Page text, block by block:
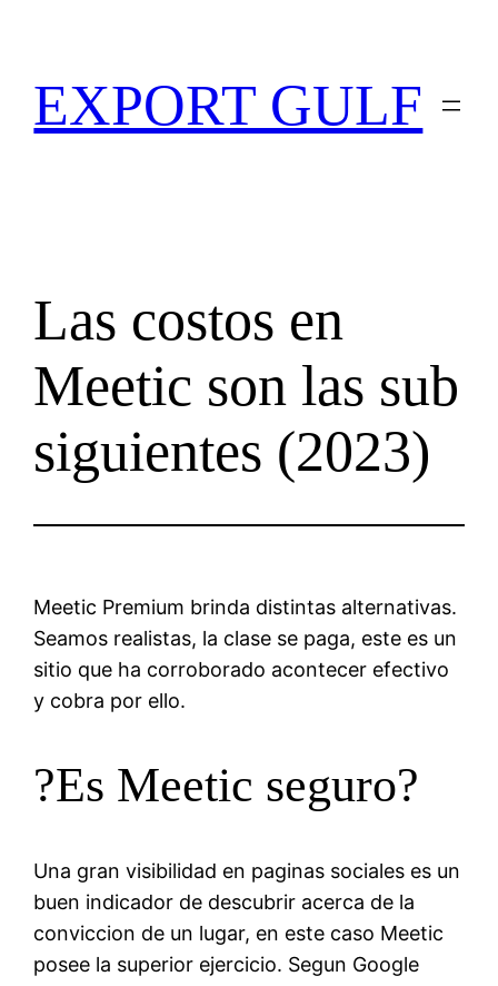
EXPORT GULF
Las costos en
Meetic son las sub
siguientes (2023)
Meetic Premium brinda distintas alternativas.
Seamos realistas, la clase se paga, este es un
sitio que ha corroborado acontecer efectivo
y cobra por ello.
?Es Meetic seguro?
Una gran visibilidad en paginas sociales es un
buen indicador de descubrir acerca de la
conviccion de un lugar, en este caso Meetic
posee la superior ejercicio. Segun Google